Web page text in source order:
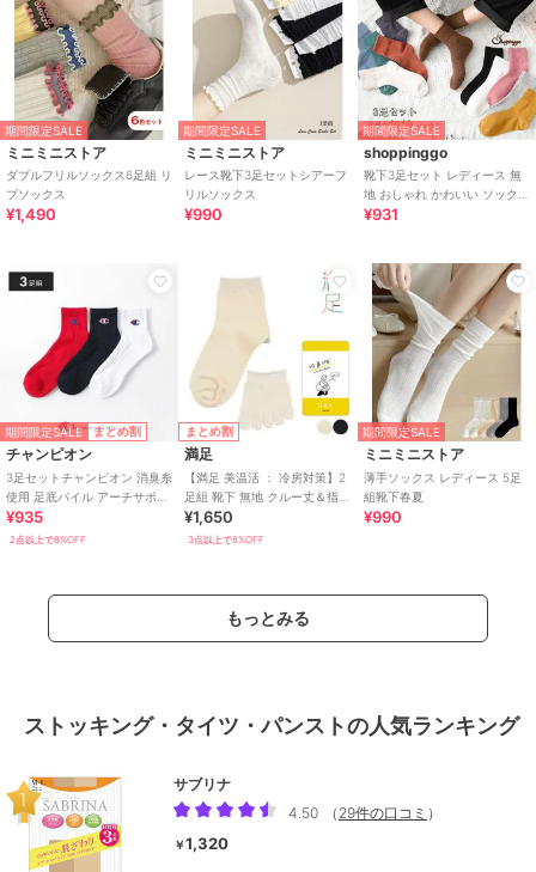
期間限定SALE
ミニミニストア
ダブルフリルソックス6足組 リ
ブソックス
¥1,490
期間限定SALE
ミニミニストア
レース靴下3足セットシアーフ
リルソックス
¥990
期間限定SALE
shoppinggo
靴下3足セット レディース 無
地 おしゃれ かわいい ソックス
あったか
¥931
期間限定SALE まとめ割
チャンピオン
3足セットチャンピオン 消臭糸
使用 足底パイル アーチサポー
ト ショート丈ソックス
¥935
2点以上で8%OFF
まとめ割
満足
【満足 美温活 ： 冷房対策】2
足組 靴下 無地 クルー丈＆指先
5本指 綿素材 シルク混 重ね履
き
¥1,650
3点以上で8%OFF
期間限定SALE
ミニミニストア
薄手ソックス レディース 5足
組靴下春夏
¥990
もっとみる
ストッキング・タイツ・パンストの人気ランキング
サブリナ
4.50
（ 29件の口コミ ）
￥1,320